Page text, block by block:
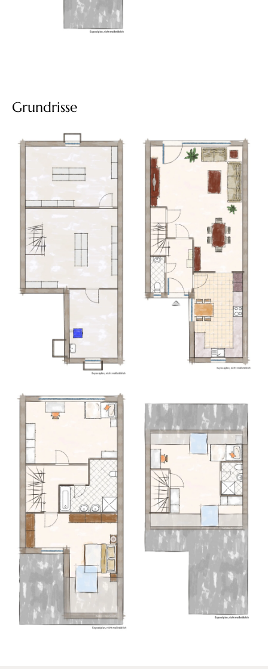
Grundrisse